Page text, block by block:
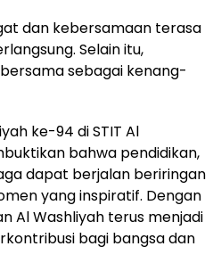
dan kebersamaan terasa
Selain itu,
sebagai kenang-
ke-94 di STIT Al
bahwa pendidikan,
dapat berjalan beriringan
yang inspiratif. Dengan
Al Washliyah terus menjadi
bagi bangsa dan